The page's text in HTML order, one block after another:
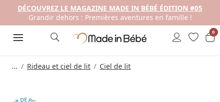
DÉCOUVREZ LE MAGAZINE MADE IN BÉBÉ ÉDITION #05
Grandir dehors : Premières aventures en famille !
0
... Rideau et ciel de lit Ciel de lit